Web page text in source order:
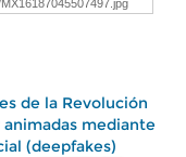
de la Revolución
mediante
(deepfakes)